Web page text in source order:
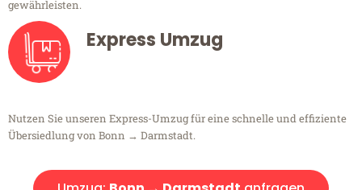
gewährleisten.
Express Umzug
Nutzen Sie unseren Express-Umzug für eine schnelle und effiziente
Übersiedlung von Bonn → Darmstadt.